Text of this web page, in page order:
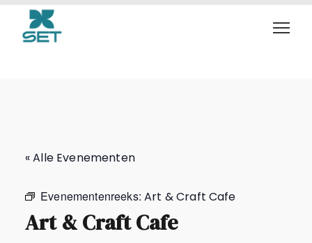
Art & Craft Cafe
« Alle Evenementen
Evenementenreeks:Art & Craft Cafe
Art & Craft Cafe